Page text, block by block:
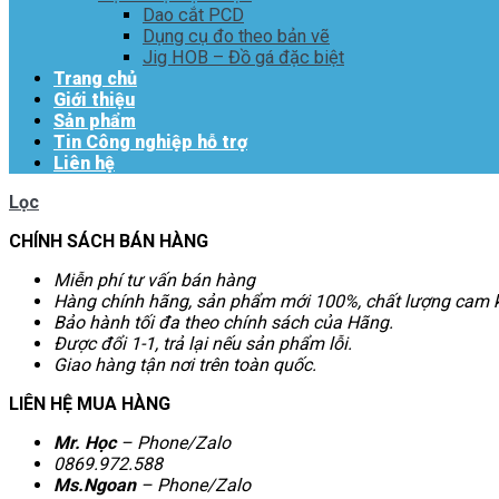
Dao cắt PCD
Dụng cụ đo theo bản vẽ
Jig HOB – Đồ gá đặc biệt
Trang chủ
Giới thiệu
Sản phẩm
Tin Công nghiệp hỗ trợ
Liên hệ
Lọc
CHÍNH SÁCH BÁN HÀNG
Miễn phí tư vấn bán hàng
Hàng chính hãng, sản phẩm mới 100%, chất lượng cam
Bảo hành tối đa theo chính sách của Hãng.
Được đổi 1-1, trả lại nếu sản phẩm lỗi.
Giao hàng tận nơi trên toàn quốc.
LIÊN HỆ MUA HÀNG
Mr. Học– Phone/Zalo
0869.972.588
Ms.Ngoan– Phone/Zalo